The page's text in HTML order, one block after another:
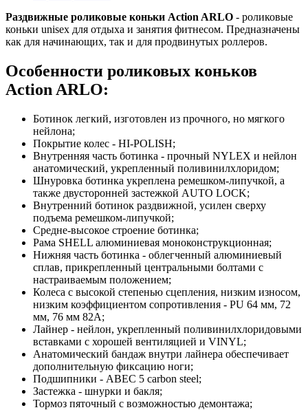
Раздвижные роликовые коньки Action ARLO - роликовые
коньки unisex для отдыха и занятия фитнесом. Предназначены
как для начинающих, так и для продвинутых роллеров.
Особенности роликовых коньков
Action ARLO:
Ботинок легкий, изготовлен из прочного, но мягкого
нейлона;
Покрытие колес - HI-POLISH;
Внутренняя часть ботинка - прочный NYLEX и нейлон
анатомический, укрепленный поливинилхлоридом;
Шнуровка ботинка укреплена ремешком-липучкой, а
также двусторонней застежкой AUTO LOCK;
Внутренний ботинок раздвижной, усилен сверху
подъема ремешком-липучкой;
Средне-высокое строение ботинка;
Рама SHELL алюминиевая моноконструкционная;
Нижняя часть ботинка - облегченный алюминиевый
сплав, прикрепленный центральными болтами с
настраиваемым положением;
Колеса с высокой степенью сцепления, низким износом,
низким коэффициентом сопротивления - PU 64 мм, 72
мм, 76 мм 82А;
Лайнер - нейлон, укрепленный поливинилхлоридовыми
вставками с хорошей вентиляцией и VINYL;
Анатомический бандаж внутри лайнера обеспечивает
дополнительную фиксацию ноги;
Подшипники - АВЕС 5 carbon steel;
Застежка - шнурки и бакля;
Тормоз пяточный с возможностью демонтажа;